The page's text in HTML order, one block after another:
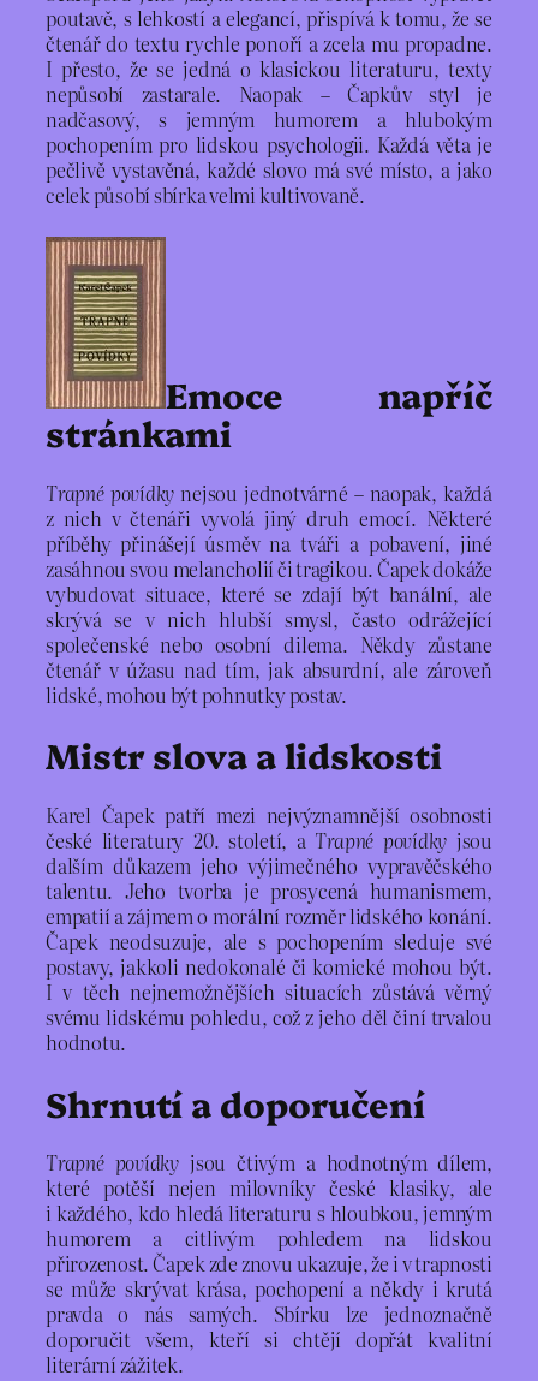
poutavě, s lehkostí a elegancí, přispívá k tomu, že se
čtenář do textu rychle ponoří a zcela mu propadne.
I přesto, že se jedná o klasickou literaturu, texty
nepůsobí zastarale. Naopak – Čapkův styl je
nadčasový, s jemným humorem a hlubokým
pochopením pro lidskou psychologii. Každá věta je
pečlivě vystavěná, každé slovo má své místo, a jako
celek působí sbírka velmi kultivovaně.
Emoce napříč
stránkami
Trapné povídky nejsou jednotvárné – naopak, každá
z nich v čtenáři vyvolá jiný druh emocí. Některé
příběhy přinášejí úsměv na tváři a pobavení, jiné
zasáhnou svou melancholií či tragikou. Čapek dokáže
vybudovat situace, které se zdají být banální, ale
skrývá se v nich hlubší smysl, často odrážející
společenské nebo osobní dilema. Někdy zůstane
čtenář v úžasu nad tím, jak absurdní, ale zároveň
lidské, mohou být pohnutky postav.
Mistr slova a lidskosti
Karel Čapek patří mezi nejvýznamnější osobnosti
české literatury 20. století, a Trapné povídky jsou
dalším důkazem jeho výjimečného vypravěčského
talentu. Jeho tvorba je prosycená humanismem,
empatií a zájmem o morální rozměr lidského konání.
Čapek neodsuzuje, ale s pochopením sleduje své
postavy, jakkoli nedokonalé či komické mohou být.
I v těch nejnemožnějších situacích zůstává věrný
svému lidskému pohledu, což z jeho děl činí trvalou
hodnotu.
Shrnutí a doporučení
Trapné povídkyjsou čtivým a hodnotným dílem,
které potěší nejen milovníky české klasiky, ale
i každého, kdo hledá literaturu s hloubkou, jemným
humorem a citlivým pohledem na lidskou
přirozenost. Čapek zde znovu ukazuje, že i v trapnosti
se může skrývat krása, pochopení a někdy i krutá
pravda o nás samých. Sbírku lze jednoznačně
doporučit všem, kteří si chtějí dopřát kvalitní
literární zážitek.